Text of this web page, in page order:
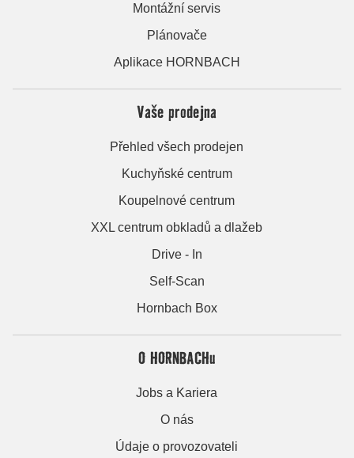
Montážní servis
Plánovače
Aplikace HORNBACH
Vaše prodejna
Přehled všech prodejen
Kuchyňské centrum
Koupelnové centrum
XXL centrum obkladů a dlažeb
Drive - In
Self-Scan
Hornbach Box
O HORNBACHu
Jobs a Kariera
O nás
Údaje o provozovateli